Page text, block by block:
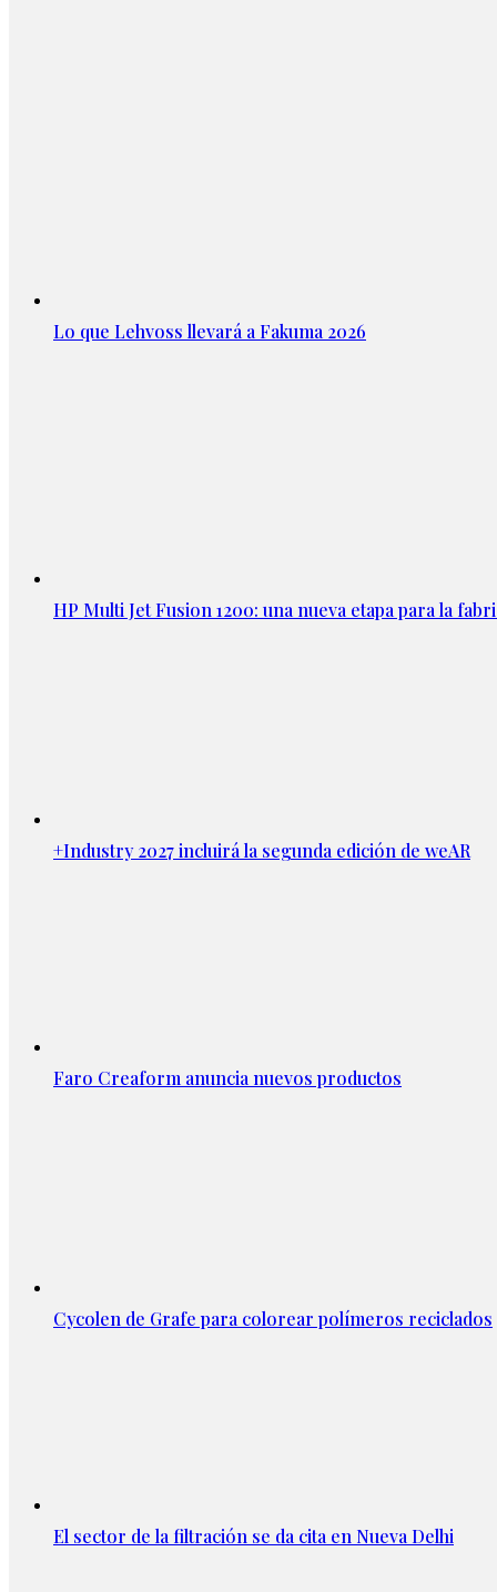
Lo que Lehvoss llevará a Fakuma 2026
HP Multi Jet Fusion 1200: una nueva etapa para la
+Industry 2027 incluirá la segunda edición de weAR
Faro Creaform anuncia nuevos productos
Cycolen de Grafe para colorear polímeros reciclados
El sector de la filtración se da cita en Nueva Delhi